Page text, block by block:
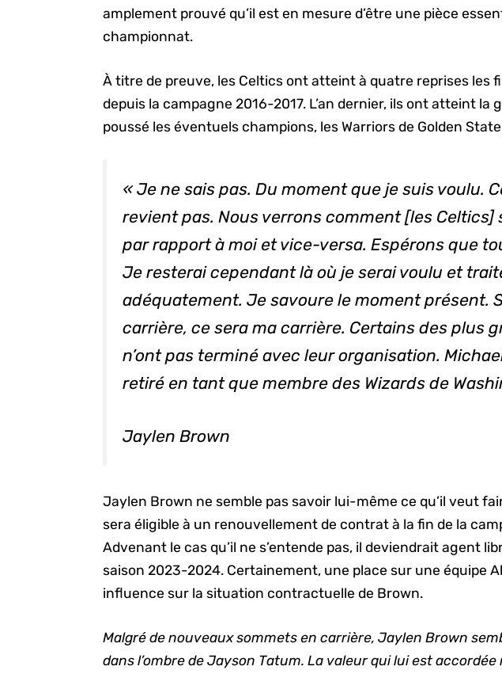
amplement prouvé qu’il est en mesure d’être une pièce
championnat.
À titre de preuve, les Celtics ont atteint à quatre reprises les
depuis la campagne 2016-2017. L’an dernier, ils ont atteint la
poussé les éventuels champions, les Warriors de Golden
« Je ne sais pas. Du moment que je suis voulu.
revient pas. Nous verrons comment [les Celtics]
par rapport à moi et vice-versa. Espérons que
Je resterai cependant là où je serai voulu et
adéquatement. Je savoure le moment présent.
carrière, ce sera ma carrière. Certains des plus
n’ont pas terminé avec leur organisation.
retiré en tant que membre des Wizards de
Jaylen Brown
Jaylen Brown ne semble pas savoir lui-même ce qu’il veut
sera éligible à un renouvellement de contrat à la fin de la
Advenant le cas qu’il ne s’entende pas, il deviendrait agent
saison 2023-2024. Certainement, une place sur une équipe
influence sur la situation contractuelle de Brown.
Malgré de nouveaux sommets en carrière, Jaylen Brown
dans l’ombre de Jayson Tatum. La valeur qui lui est accordée